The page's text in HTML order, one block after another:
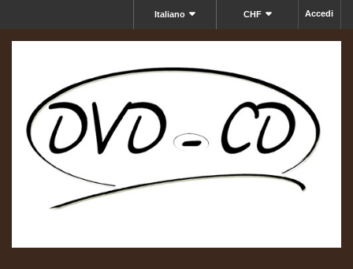
Accedi
CHF
Italiano